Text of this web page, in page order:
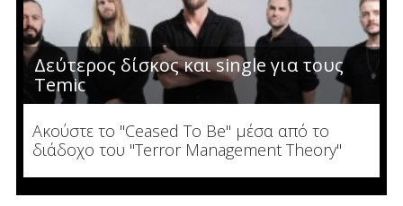
Δεύτερος δίσκος και single για τους
Temic
Ακούστε το "Ceased To Be" μέσα από το
διάδοχο του "Terror Management Theory"